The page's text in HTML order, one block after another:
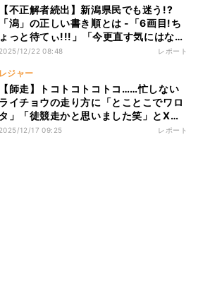
【不正解者続出】新潟県民でも迷う!?
「潟」の正しい書き順とは -「6画目!ち
ょっと待てぃ!!!」「今更直す気にはなら
ないwww」と話題
2025/12/22 08:48 レポート
レジャー
【師走】トコトコトコトコ……忙しない
ライチョウの走り方に「とことこでワロ
タ」「徒競走かと思いました笑」とX上
がほっこり
2025/12/17 09:25 レポート